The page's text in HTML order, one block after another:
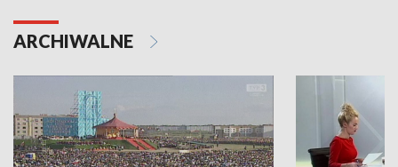
ARCHIWALNE